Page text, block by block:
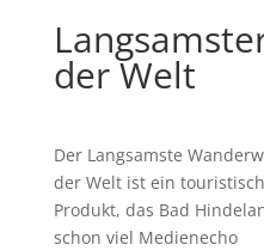
der Welt
Der Langsamste
der Welt ist ein
Produkt, das Bad
schon viel Medienecho